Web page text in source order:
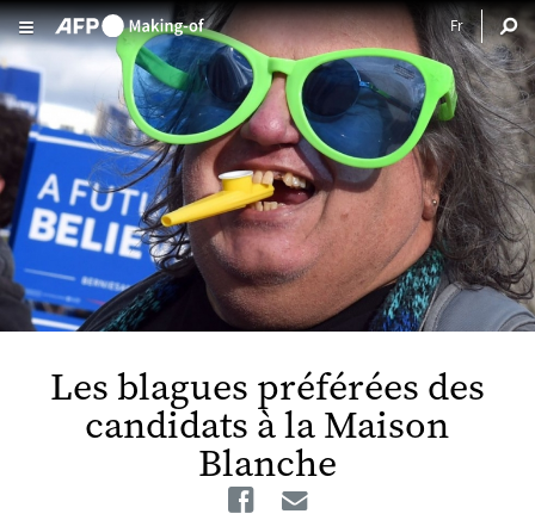
Aller au contenu principal
Les blagues préférées des
candidats à la Maison
Blanche
Facebook